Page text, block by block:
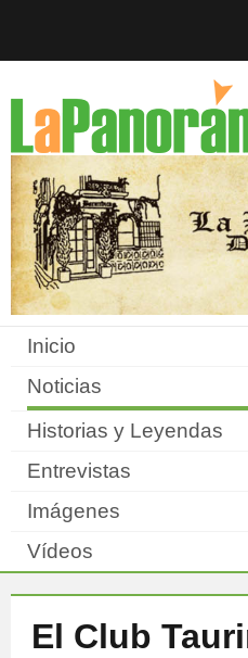
Inicio
Noticias
Historias y Leyendas
Entrevistas
Imágenes
Vídeos
El Club